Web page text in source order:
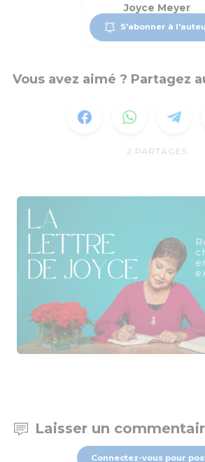
Joyce Meyer
S'abonner à
Vous avez aimé ? Partagez
2 PARTAGES
Laisser un
Connectez-vous pour